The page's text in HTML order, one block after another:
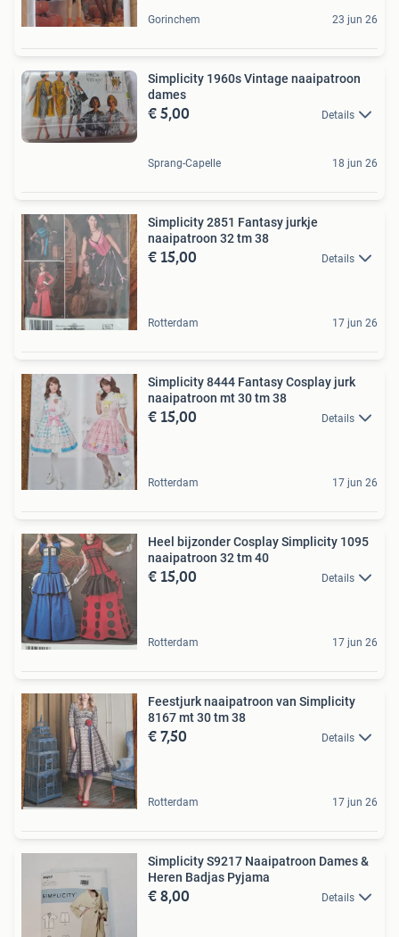
Gorinchem 23 jun 26
Simplicity 1960s Vintage naaipatroon
dames
€ 5,00 Details
Sprang-Capelle 18 jun 26
Simplicity 2851 Fantasy jurkje
naaipatroon 32 tm 38
€ 15,00 Details
Rotterdam 17 jun 26
Simplicity 8444 Fantasy Cosplay jurk
naaipatroon mt 30 tm 38
€ 15,00 Details
Rotterdam 17 jun 26
Heel bijzonder Cosplay Simplicity 1095
naaipatroon 32 tm 40
€ 15,00 Details
Rotterdam 17 jun 26
Feestjurk naaipatroon van Simplicity
8167 mt 30 tm 38
€ 7,50 Details
Rotterdam 17 jun 26
Simplicity S9217 Naaipatroon Dames &
Heren Badjas Pyjama
€ 8,00 Details